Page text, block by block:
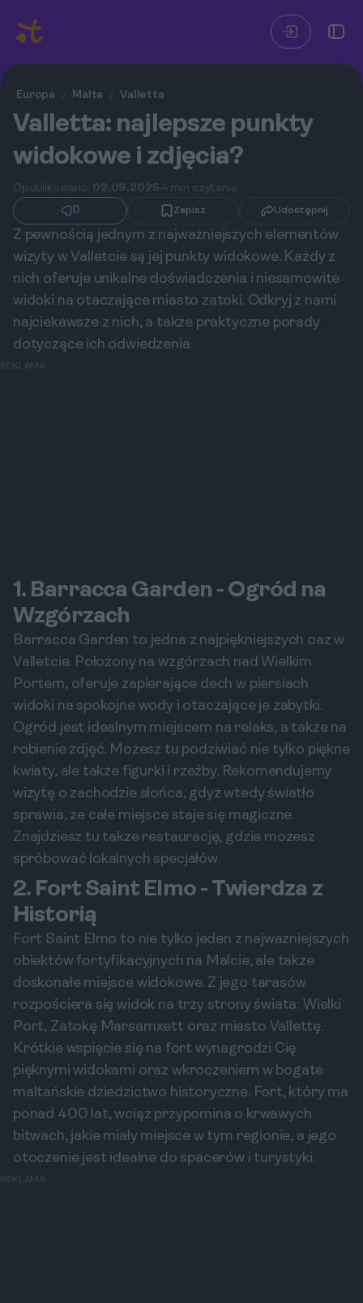
Europa / Malta / Valletta
Valletta: najlepsze punkty
widokowe i zdjęcia?
Opublikowano: 02.09.2025 4 min czytania
0
Zapisz Udostępnij
Z pewnością jednym z najważniejszych elementów
wizyty w Valletcie są jej punkty widokowe. Każdy z
nich oferuje unikalne doświadczenia i niesamowite
widoki na otaczające miasto zatoki. Odkryj z nami
najciekawsze z nich, a także praktyczne porady
dotyczące ich odwiedzenia.
REKLAMA
1. Barracca Garden - Ogród na
Wzgórzach
Barracca Garden to jedna z najpiękniejszych oaz w
Valletcie. Położony na wzgórzach nad Wielkim
Portem, oferuje zapierające dech w piersiach
widoki na spokojne wody i otaczające je zabytki.
Ogród jest idealnym miejscem na relaks, a także na
robienie zdjęć. Możesz tu podziwiać nie tylko piękne
kwiaty, ale także figurki i rzeźby. Rekomendujemy
wizytę o zachodzie słońca, gdyż wtedy światło
sprawia, że całe miejsce staje się magiczne.
Znajdziesz tu także restaurację, gdzie możesz
spróbować lokalnych specjałów.
2. Fort Saint Elmo - Twierdza z
Historią
Fort Saint Elmo to nie tylko jeden z najważniejszych
obiektów fortyfikacyjnych na Malcie, ale także
doskonałe miejsce widokowe. Z jego tarasów
rozpościera się widok na trzy strony świata: Wielki
Port, Zatokę Marsamxett oraz miasto Vallettę.
Krótkie wspięcie się na fort wynagrodzi Cię
pięknymi widokami oraz wkroczeniem w bogate
maltańskie dziedzictwo historyczne. Fort, który ma
ponad 400 lat, wciąż przypomina o krwawych
bitwach, jakie miały miejsce w tym regionie, a jego
otoczenie jest idealne do spacerów i turystyki.
REKLAMA